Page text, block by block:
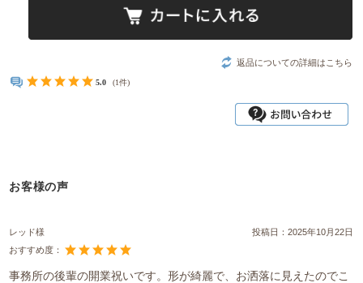
返品についての詳細はこちら
5.0 (1件)
お客様の声
レッド様 投稿日：2025年10月22日
おすすめ度：
事務所の後輩の開業祝いです。形が綺麗で、お洒落に見えたのでこ